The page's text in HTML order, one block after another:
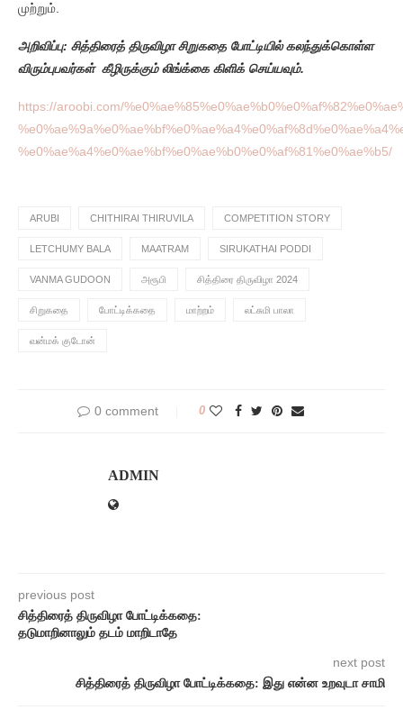
முற்றும்.
அறிவிப்பு: சித்திரைத் திருவிழா சிறுகதை போட்டியில் கலந்துக்கொள்ள
விரும்புபவர்கள் கீழிருக்கும் லிங்க்கை கிளிக் செய்யவும்.
https://aroobi.com/
%e0%ae%a4%e0%ae%bf%e0%ae%b0%e0%af%81%e0%ae%b5/
ARUBI CHITHIRAI THIRUVILA COMPETITION STORY
LETCHUMY BALA MAATRAM SIRUKATHAI PODDI
VANMA GUDOON அரூபி சித்திரை திருவிழா 2024
சிறுகதை போட்டிக்கதை மாற்றம் லட்சுமி பாலா
வன்மக் குடோன்
0 comment 0
ADMIN
previous post
சித்திரைத் திருவிழா போட்டிக்கதை:
தடுமாறினாலும் தடம் மாறிடாதே
next post
சித்திரைத் திருவிழா போட்டிக்கதை: இது என்ன உறவுடா சாமி